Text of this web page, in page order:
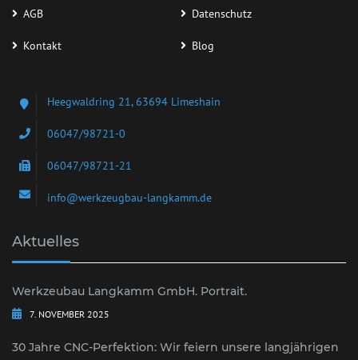
AGB Datenschutz
Kontakt Blog
Heegwaldring 21, 63694 Limeshain
06047/98721-0
06047/98721-21
info@werkzeugbau-langkamm.de
Aktuelles
Werkzeubau Langkamm GmbH. Portrait.
7. NOVEMBER 2025
30 Jahre CNC-Perfektion: Wir feiern unsere langjährigen